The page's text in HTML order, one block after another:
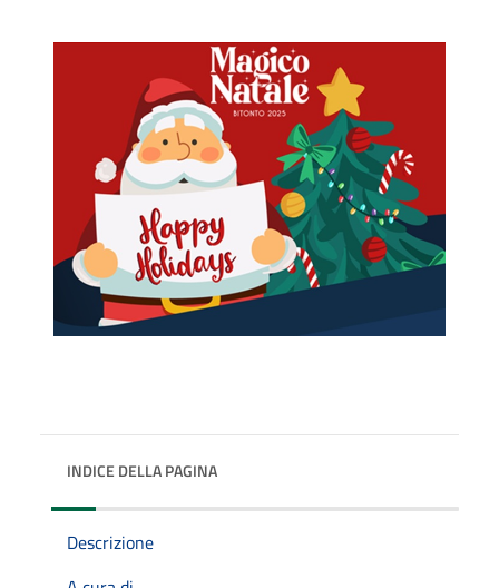
INDICE DELLA PAGINA
Descrizione